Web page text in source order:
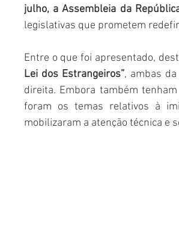
julho, a Assembleia da
legislativas que prometem
Entre o que foi apresentado,
Lei dos Estrangeiros”, ambas
direita. Embora também
foram os temas relativos à
mobilizaram a atenção técnica e